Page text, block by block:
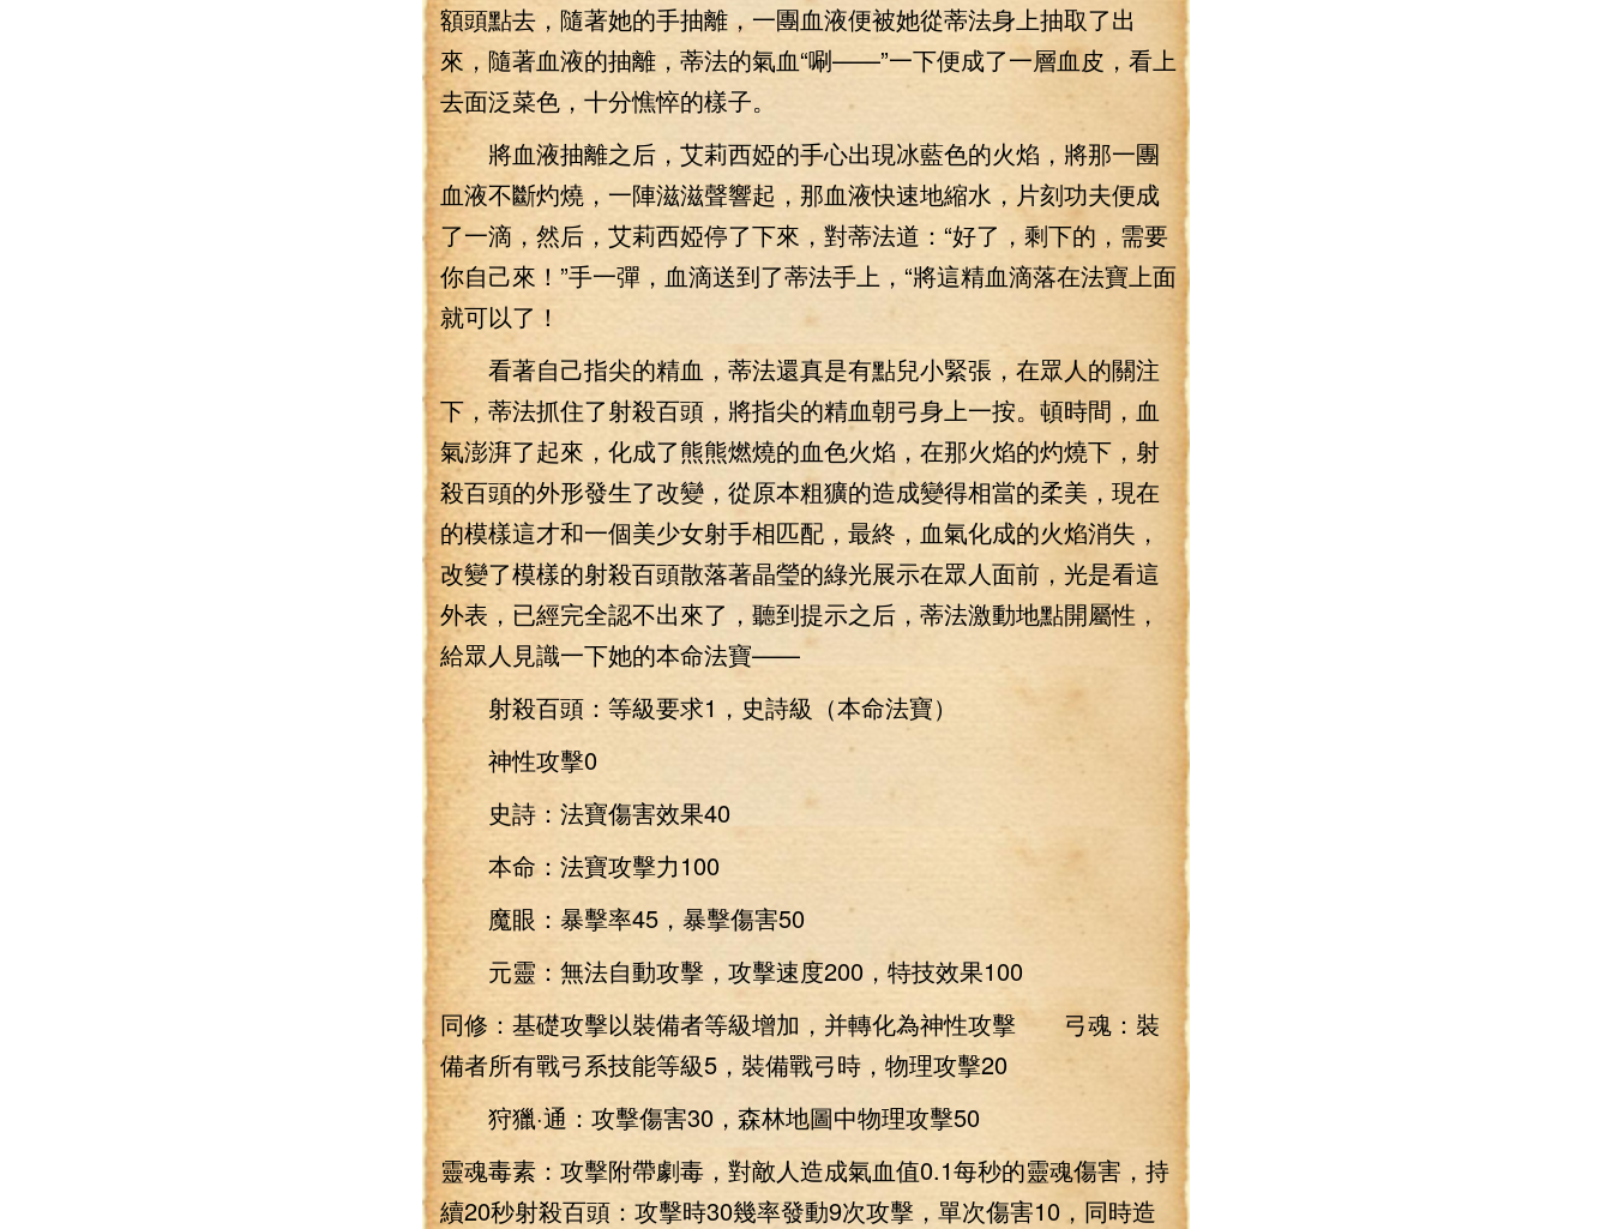
額頭點去，隨著她的手抽離，一團血液便被她從蒂法身上抽取了出
來，隨著血液的抽離，蒂法的氣血“唰——”一下便成了一層血皮，看上
去面泛菜色，十分憔悴的樣子。
將血液抽離之后，艾莉西婭的手心出現冰藍色的火焰，將那一團
血液不斷灼燒，一陣滋滋聲響起，那血液快速地縮水，片刻功夫便成
了一滴，然后，艾莉西婭停了下來，對蒂法道：“好了，剩下的，需要
你自己來！”手一彈，血滴送到了蒂法手上，“將這精血滴落在法寶上面
就可以了！
看著自己指尖的精血，蒂法還真是有點兒小緊張，在眾人的關注
下，蒂法抓住了射殺百頭，將指尖的精血朝弓身上一按。頓時間，血
氣澎湃了起來，化成了熊熊燃燒的血色火焰，在那火焰的灼燒下，射
殺百頭的外形發生了改變，從原本粗獷的造成變得相當的柔美，現在
的模樣這才和一個美少女射手相匹配，最終，血氣化成的火焰消失，
改變了模樣的射殺百頭散落著晶瑩的綠光展示在眾人面前，光是看這
外表，已經完全認不出來了，聽到提示之后，蒂法激動地點開屬性，
給眾人見識一下她的本命法寶——
射殺百頭：等級要求1，史詩級（本命法寶）
神性攻擊0
史詩：法寶傷害效果40
本命：法寶攻擊力100
魔眼：暴擊率45，暴擊傷害50
元靈：無法自動攻擊，攻擊速度200，特技效果100
同修：基礎攻擊以裝備者等級增加，并轉化為神性攻擊 弓魂：裝
備者所有戰弓系技能等級5，裝備戰弓時，物理攻擊20
狩獵·通：攻擊傷害30，森林地圖中物理攻擊50
靈魂毒素：攻擊附帶劇毒，對敵人造成氣血值0.1每秒的靈魂傷害，持
續20秒射殺百頭：攻擊時30幾率發動9次攻擊，單次傷害10，同時造